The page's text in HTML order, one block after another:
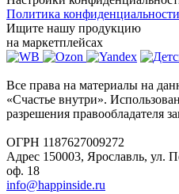
Политика конфиденциальности
Ищите нашу продукцию
на маркетплейсах
Все права на материалы на
«Счастье внутри».
разрешения правообладателя
ОГРН 1187627009272
Адрес 150003, Ярославль, ул.
оф. 18
info@happinside.ru